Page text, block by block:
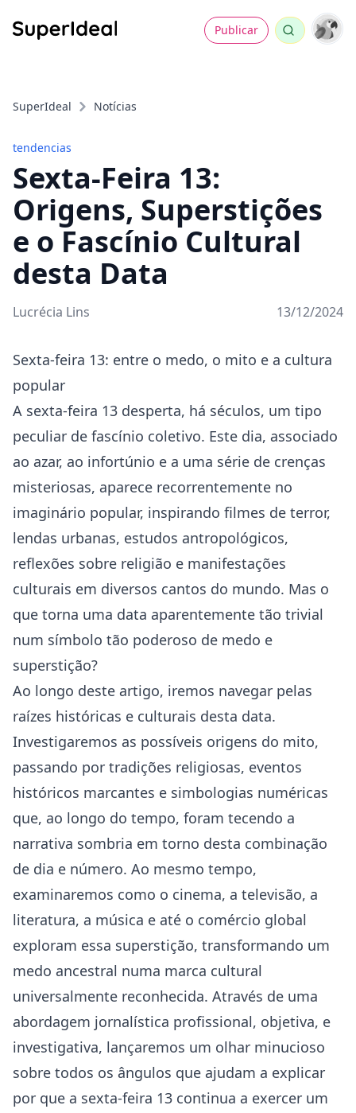
Publicar
SuperIdeal Notícias
tendencias
Sexta-Feira 13:
Origens, Superstições
e o Fascínio Cultural
desta Data
Lucrécia Lins 13/12/2024
Sexta-feira 13: entre o medo, o mito e a cultura
popular
A sexta-feira 13 desperta, há séculos, um tipo
peculiar de fascínio coletivo. Este dia, associado
ao azar, ao infortúnio e a uma série de crenças
misteriosas, aparece recorrentemente no
imaginário popular, inspirando filmes de terror,
lendas urbanas, estudos antropológicos,
reflexões sobre religião e manifestações
culturais em diversos cantos do mundo. Mas o
que torna uma data aparentemente tão trivial
num símbolo tão poderoso de medo e
superstição?
Ao longo deste artigo, iremos navegar pelas
raízes históricas e culturais desta data.
Investigaremos as possíveis origens do mito,
passando por tradições religiosas, eventos
históricos marcantes e simbologias numéricas
que, ao longo do tempo, foram tecendo a
narrativa sombria em torno desta combinação
de dia e número. Ao mesmo tempo,
examinaremos como o cinema, a televisão, a
literatura, a música e até o comércio global
exploram essa superstição, transformando um
medo ancestral numa marca cultural
universalmente reconhecida. Através de uma
abordagem jornalística profissional, objetiva, e
investigativa, lançaremos um olhar minucioso
sobre todos os ângulos que ajudam a explicar
por que a sexta-feira 13 continua a exercer um